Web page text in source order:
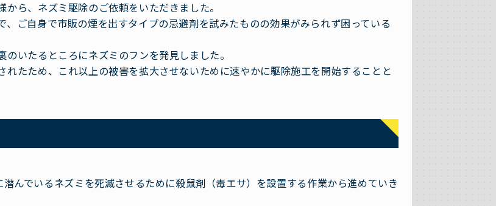
ら、ネズミ駆除のご依頼をいただきました。
ご自身で市販の煙を出すタイプの忌避剤を試みたものの効果がみられず困っている
いたるところにネズミのフンを発見しました。
たため、これ以上の被害を拡大させないために速やかに駆除施工を開始することと
潜んでいるネズミを死滅させるために殺鼠剤（毒エサ）を設置する作業から進めていき